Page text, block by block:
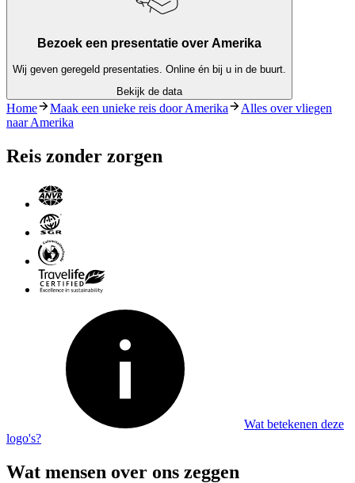
Bezoek een presentatie over Amerika
Wij geven geregeld presentaties. Online én bij u in de buurt.
Bekijk de data
Home Maak een unieke reis door Amerika
Alles over vliegen
naar Amerika
Reis zonder zorgen
Wat betekenen deze
logo's?
Wat mensen over ons zeggen